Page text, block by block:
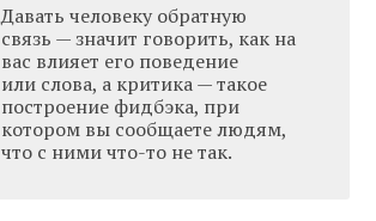
Давать человеку обратную
связь — значит говорить, как на
вас влияет его поведение
или слова, а критика — такое
построение фидбэка, при
котором вы сообщаете людям,
что с ними что-то не так.